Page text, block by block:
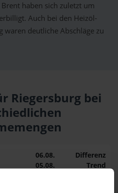
haben sich zuletzt um
Auch bei den Heizöl-
waren deutliche Abschläge zu
Riegersburg bei
06.08.
05.08.
Differenz
Trend